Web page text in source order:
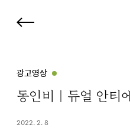
광고영상
동인비｜듀얼 안티
2022. 2. 8